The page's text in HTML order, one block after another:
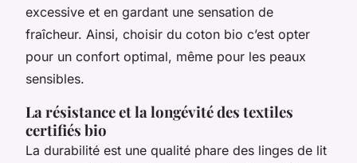
excessive et en gardant une sensation de
fraîcheur. Ainsi, choisir du coton bio c’est opter
pour un confort optimal, même pour les peaux
sensibles.
La résistance et la longévité des textiles
certifiés bio
La durabilité est une qualité phare des linges de lit